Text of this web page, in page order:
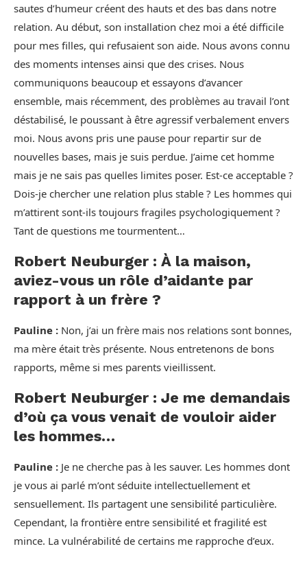
sautes d’humeur créent des hauts et des bas dans notre
relation. Au début, son installation chez moi a été difficile
pour mes filles, qui refusaient son aide. Nous avons connu
des moments intenses ainsi que des crises. Nous
communiquons beaucoup et essayons d’avancer
ensemble, mais récemment, des problèmes au travail l’ont
déstabilisé, le poussant à être agressif verbalement envers
moi. Nous avons pris une pause pour repartir sur de
nouvelles bases, mais je suis perdue. J’aime cet homme
mais je ne sais pas quelles limites poser. Est-ce acceptable ?
Dois-je chercher une relation plus stable ? Les hommes qui
m’attirent sont-ils toujours fragiles psychologiquement ?
Tant de questions me tourmentent…
Robert Neuburger : À la maison,
aviez-vous un rôle d’aidante par
rapport à un frère ?
Pauline : Non, j’ai un frère mais nos relations sont bonnes,
ma mère était très présente. Nous entretenons de bons
rapports, même si mes parents vieillissent.
Robert Neuburger : Je me demandais
d’où ça vous venait de vouloir aider
les hommes…
Pauline : Je ne cherche pas à les sauver. Les hommes dont
je vous ai parlé m’ont séduite intellectuellement et
sensuellement. Ils partagent une sensibilité particulière.
Cependant, la frontière entre sensibilité et fragilité est
mince. La vulnérabilité de certains me rapproche d’eux.